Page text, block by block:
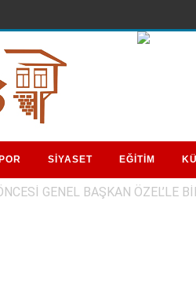
SİYASET EĞİTİM
GENEL BAŞKAN ÖZEL’LE